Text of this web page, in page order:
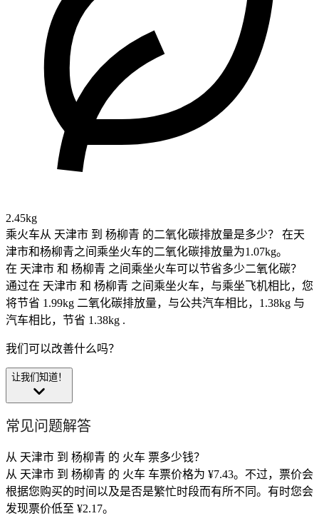
2.45kg
乘火车从 天津市 到 杨柳青 的二氧化碳排放量是多少？
在天
津市和杨柳青之间乘坐火车的二氧化碳排放量为1.07kg。
在 天津市 和 杨柳青 之间乘坐火车可以节省多少二氧化碳？
通过在 天津市 和 杨柳青 之间乘坐火车，与乘坐飞机相比，您
将节省 1.99kg 二氧化碳排放量，与公共汽车相比，1.38kg 与
汽车相比，节省 1.38kg .
我们可以改善什么吗？
让我们知道！
常见问题解答
从 天津市 到 杨柳青 的 火车 票多少钱？
从 天津市 到 杨柳青 的 火车 车票价格为 ¥7.43。不过，票价会
根据您购买的时间以及是否是繁忙时段而有所不同。有时您会
发现票价低至 ¥2.17。